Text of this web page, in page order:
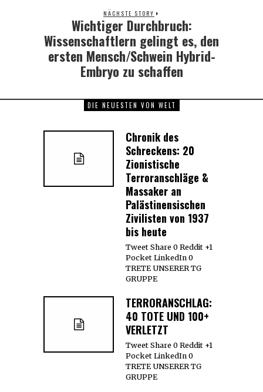
NÄCHSTE STORY
Next
post:
Wichtiger Durchbruch:
Wissenschaftlern gelingt es, den
ersten Mensch/Schwein Hybrid-
Embryo zu schaffen
DIE NEUESTEN VON WELT
Chronik des
Schreckens: 20
Zionistische
Terroranschläge &
Massaker an
Palästinensischen
Zivilisten von 1937
bis heute
Tweet Share 0 Reddit +1
Pocket LinkedIn 0
TRETE UNSERER TG
GRUPPE
TERRORANSCHLAG:
40 TOTE UND 100+
VERLETZT
Tweet Share 0 Reddit +1
Pocket LinkedIn 0
TRETE UNSERER TG
GRUPPE